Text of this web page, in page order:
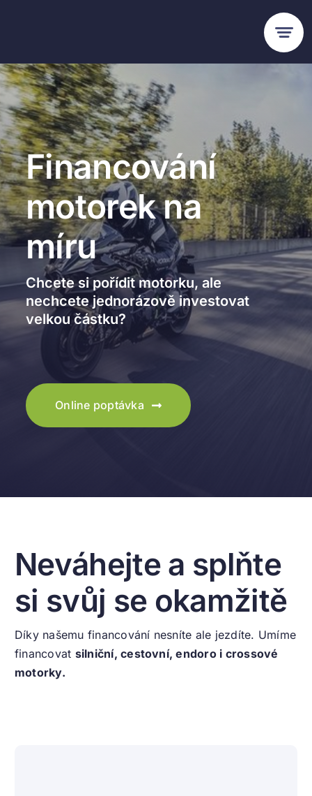
Financování
motorek na
míru
Chcete si pořídit motorku, ale
nechcete jednorázově investovat
velkou částku?
Online poptávka
Neváhejte a splňte
si svůj se okamžitě
Díky našemu financování nesníte ale jezdíte. Umíme
financovat silniční, cestovní, endoro i crossové
motorky.